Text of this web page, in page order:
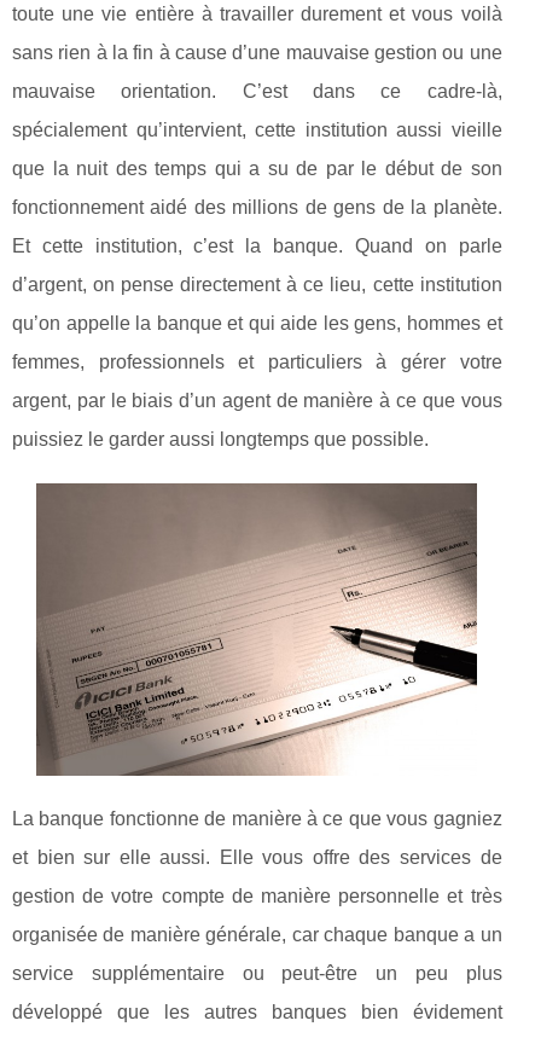
toute une vie entière à travailler durement et vous voilà
sans rien à la fin à cause d’une mauvaise gestion ou une
mauvaise orientation. C’est dans ce cadre-là,
spécialement qu’intervient, cette institution aussi vieille
que la nuit des temps qui a su de par le début de son
fonctionnement aidé des millions de gens de la planète.
Et cette institution, c’est la banque. Quand on parle
d’argent, on pense directement à ce lieu, cette institution
qu’on appelle la banque et qui aide les gens, hommes et
femmes, professionnels et particuliers à gérer votre
argent, par le biais d’un agent de manière à ce que vous
puissiez le garder aussi longtemps que possible.
La banque fonctionne de manière à ce que vous gagniez
et bien sur elle aussi. Elle vous offre des services de
gestion de votre compte de manière personnelle et très
organisée de manière générale, car chaque banque a un
service supplémentaire ou peut-être un peu plus
développé que les autres banques bien évidement